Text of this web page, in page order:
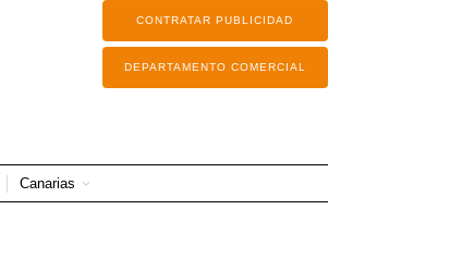
CONTRATAR PUBLICIDAD
DEPARTAMENTO COMERCIAL
Canarias